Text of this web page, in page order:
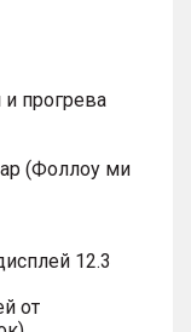
прогрева
(Фоллоу ми
12.3
от